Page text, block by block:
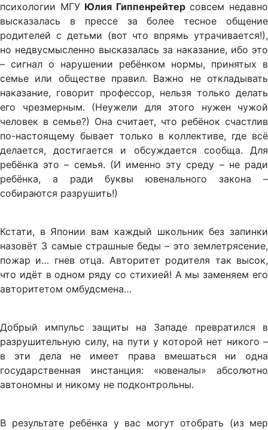
психологии МГУ Юлия Гиппенрейтерсовсем недавно
высказалась в прессе за более тесное общение
родителей с детьми (вот что впрямь утрачивается!),
но недвусмысленно высказалась за наказание, ибо это
– сигнал о нарушении ребёнком нормы, принятых в
семье или обществе правил. Важно не откладывать
наказание, говорит профессор, нельзя только делать
его чрезмерным. (Неужели для этого нужен чужой
человек в семье?) Она считает, что ребёнок счастлив
по-настоящему бывает только в коллективе, где всё
делается, достигается и обсуждается сообща. Для
ребёнка это – семья. (И именно эту среду – не ради
ребёнка, а ради буквы ювенального закона –
собираются разрушить!)
Кстати, в Японии вам каждый школьник без запинки
назовёт 3 самые страшные беды – это землетрясение,
пожар и… гнев отца. Авторитет родителя так высок,
что идёт в одном ряду со стихией! А мы заменяем его
авторитетом омбудсмена…
Добрый импульс защиты на Западе превратился в
разрушительную силу, на пути у которой нет никого –
в эти дела не имеет права вмешаться ни одна
государственная инстанция: «ювеналы» абсолютно
автономны и никому не подконтрольны.
В результате ребёнка у вас могут отобрать (из мер